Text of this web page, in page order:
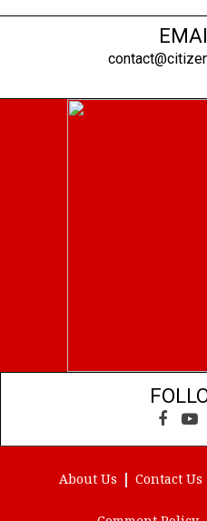
About Us Contact Us